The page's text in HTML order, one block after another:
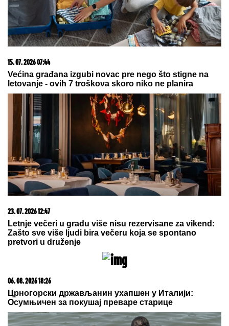
15. 07. 2026 07:44
Većina građana izgubi novac pre nego što stigne na
letovanje - ovih 7 troškova skoro niko ne planira
23. 07. 2026 12:47
Letnje večeri u gradu više nisu rezervisane za vikend:
Zašto sve više ljudi bira večeru koja se spontano
pretvori u druženje
06. 08. 2026 18:26
Црногорски држављанин ухапшен у Италији:
Осумњичен за покушај преваре старице